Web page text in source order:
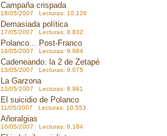
Campaña crispada
18/05/2007 Lecturas: 10.126
Demasiada política
17/05/2007 Lecturas: 8.832
Polanco... Post-Franco
16/05/2007 Lecturas: 9.984
Cadeneando: la 2 de Zetapé
13/05/2007 Lecturas: 9.075
La Garzona
13/05/2007 Lecturas: 8.981
El suicidio de Polanco
11/05/2007 Lecturas: 10.553
Añoralgias
10/05/2007 Lecturas: 9.184